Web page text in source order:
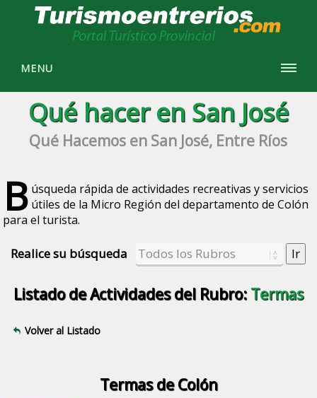
MENU
Qué hacer en San José
Qué Hacemos en San José, Entre Ríos
B úsqueda rápida de actividades recreativas y servicios
útiles de la Micro Región del departamento de Colón
para el turista.
Realice su búsqueda
Listado de Actividades del Rubro: Termas
Volver al Listado
Termas de Colón